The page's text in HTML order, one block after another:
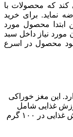
که محصولات با
نماید. برای خرید
ابتدا محصول مورد
نیاز داخل سبد
خود محصول در اسرع
این مغز خوراکی
غذایی شامل
موارد مختلفی می شود. لیست زیر ارزش غذایی در ۱۰۰ گرم